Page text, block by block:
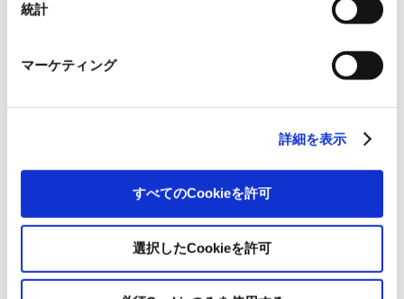
統計
マーケティング
詳細を表示
すべてのCookieを許可
選択したCookieを許可
September 29 - October 2, 2015
10:00-18:00 (Friday 10:00-16:00)
Booth 5D22 in Hall 5